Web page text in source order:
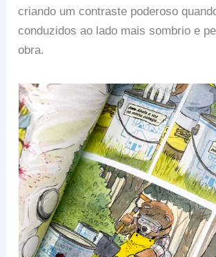
criando um contraste poderoso
conduzidos ao lado mais sombrio e
obra.